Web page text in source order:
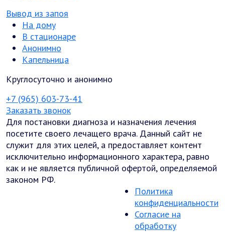
Вывод из запоя
На дому
В стационаре
Анонимно
Капельница
Круглосуточно и анонимно
+7 (965) 603-73-41
Заказать звонок
Для постановки диагноза и назначения лечения
посетите своего лечащего врача. Данный сайт не
служит для этих целей, а предоставляет контент
исключительно информационного характера, равно
как и не является публичной офертой, определяемой
законом РФ.
Политика
конфиденциальности
Согласие на
обработку